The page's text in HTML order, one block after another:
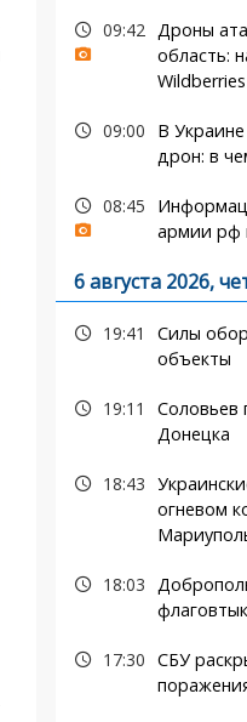
09:42 Дроны
область:
09:00
В
дрон: в
08:45
армии рф
6 августа 2026,
19:41
Силы
объекты
19:11
Соловьев
Донецка
18:43
огневом
18:03
17:30 СБУ